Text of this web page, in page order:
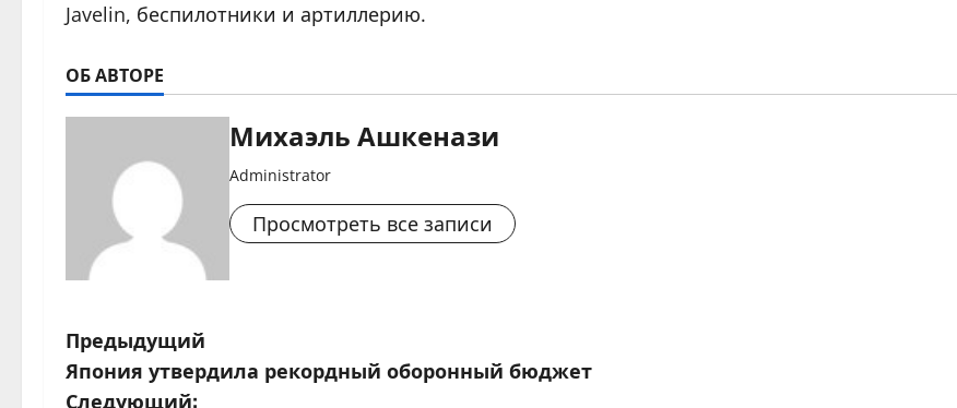
Javelin, беспилотники и артиллерию.
ОБ АВТОРЕ
Михаэль Ашкенази
Administrator
Просмотреть все записи
Н
а
Предыдущий
Япония утвердила рекордный оборонный бюджет
Следующий: